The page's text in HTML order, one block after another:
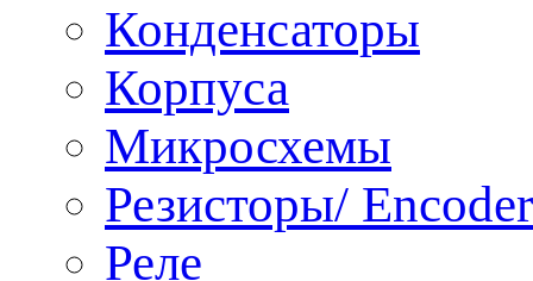
Конденсаторы
Корпуса
Микросхемы
Резисторы/ Encoder
Реле